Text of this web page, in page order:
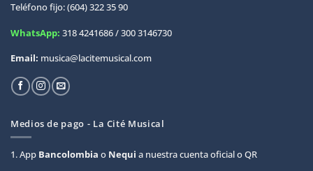
Teléfono fijo: (604) 322 35 90
WhatsApp: 318 4241686 / 300 3146730
Email: musica@lacitemusical.com
Medios de pago - La Cité Musical
1. App Bancolombia o Nequi a nuestra cuenta oficial o QR